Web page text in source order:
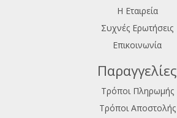
Η Εταιρεία
Συχνές Ερωτήσεις
Επικοινωνία
Παραγγελίες
Τρόποι Πληρωμής
Τρόποι Αποστολής